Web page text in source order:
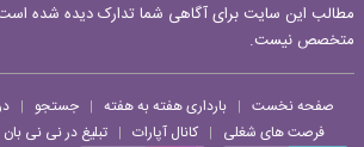
مطالب این سایت برای آگاهی شما تدارک دیده شده
متخصص نیست.
صفحه نخست | بارداری هفته به هفته | جستجو |
فرصت های شغلی | کانال آپارات | تبلیغ در نی نی بان